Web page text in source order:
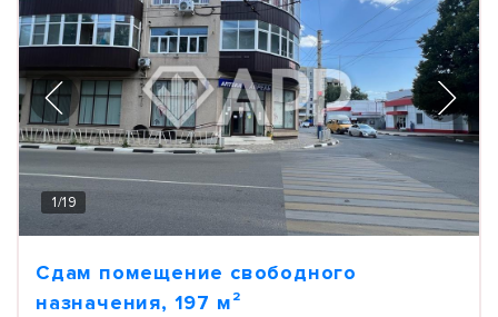
1/19
Сдам помещение свободного
назначения, 197 м²